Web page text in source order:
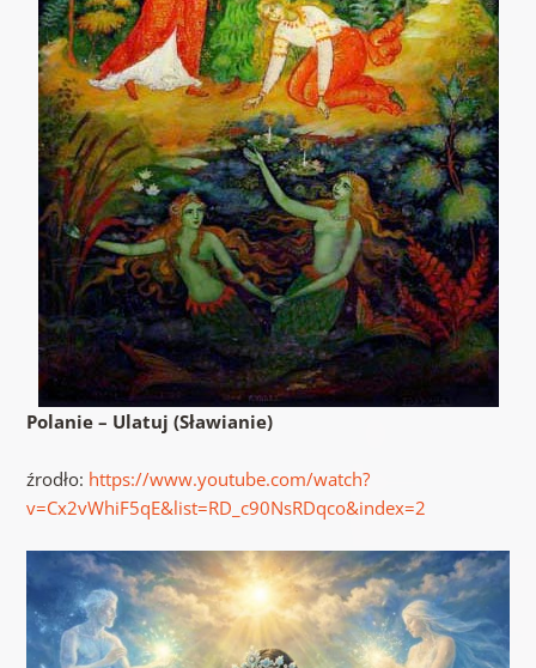
Polanie – Ulatuj (Sławianie)
źrodło: https://www.youtube.com/watch?
v=Cx2vWhiF5qE&list=RD_c90NsRDqco&index=2